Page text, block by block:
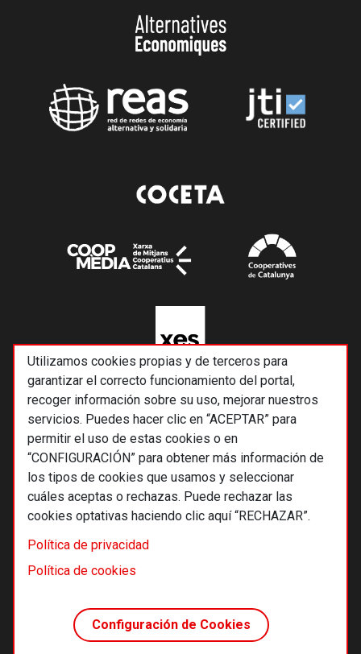
Utilizamos cookies propias y de terceros para
garantizar el correcto funcionamiento del portal,
recoger información sobre su uso, mejorar nuestros
servicios. Puedes hacer clic en “ACEPTAR” para
permitir el uso de estas cookies o en
“CONFIGURACIÓN” para obtener más información de
los tipos de cookies que usamos y seleccionar
cuáles aceptas o rechazas. Puede rechazar las
cookies optativas haciendo clic aquí “RECHAZAR”.
Política de privacidad
Política de cookies
Configuración de Cookies
© 2026 Alternativas económicas SCCL
Footer
Términos y condiciones de uso
Política de cookies
Principios editoriales